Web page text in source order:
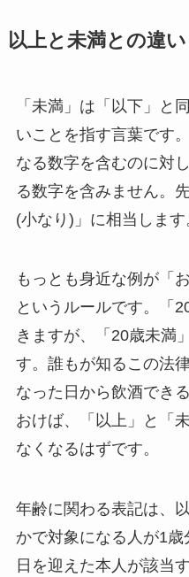
以上と未満との違い
「未満」は「以下」と
いことを指す言葉です
なる数字を含むのに対
る数字を含みません。
(小なり)」に相当します
もっとも身近な例が「
というルールです。「
きますが、「20歳未満
す。誰もが知るこの法
なった日から飲酒でき
おけば、「以上」と「
なくなるはずです。
年齢に関わる表記は、
かで対象になる人が1
日を迎えた本人が該当